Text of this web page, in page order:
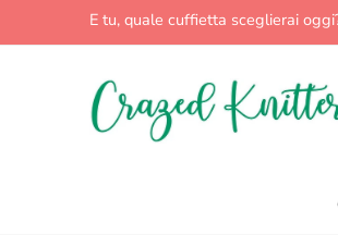
E tu, quale cuffietta sceglierai